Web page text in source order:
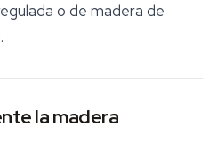
o de madera de
la madera